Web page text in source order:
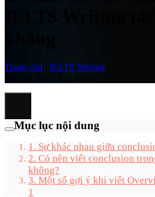
Trang chủ IELTS Writing
Mục lục nội dung
1. Sự khác nhau giữa
2. Có nên viết conclusion
không?
3. Một số gợi ý khi viết
1